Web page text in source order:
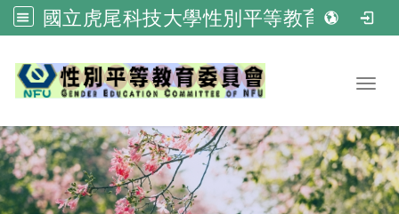
國立虎尾科技大學性別平等教育委員會